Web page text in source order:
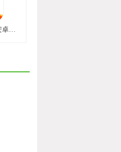
阳光出行车主端安卓最新版